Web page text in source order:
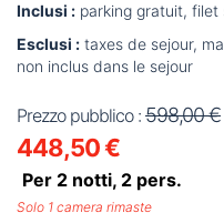
Inclusi : parking gratuit,
Esclusi : taxes de sejour,
non inclus dans le sejour
Prezzo pubblico : 598,00 €
448,50 €
Per 2 notti, 2 pers.
Solo 1 camera rimaste